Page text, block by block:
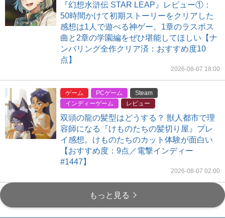
『幻想水滸伝 STAR LEAP』レビュー①：
50時間かけて初期ストーリーをクリアした
感想は1人で遊べる神ゲー。1章のラスボス
曲と2章の学園編をぜひ堪能してほしい【ナ
ンバリング全作クリア済：おすすめ度10
点】
2026-08-07 18:00
ゲーム PCゲーム
Steam
インディーゲーム
レビュー
双頭の龍の髪型はどうする？ 獣人都市で理
容師になる『けものたちの髪切り屋』プレ
イ感想。けものたちのカット体験が面白い
【おすすめ度：9点／電撃インディー
#1447】
2026-08-07 02:00
もっと見る